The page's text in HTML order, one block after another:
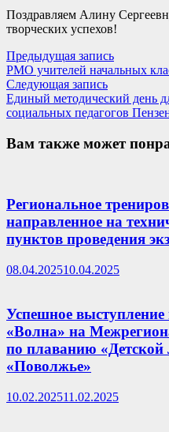
Поздравляем Алину
творческих успехов!
Навигация
по
записям
Предыдущая запись
запись:
РМО учителей начальных
Следующая записьСледующая
запись:
Единый методический день
социальных педагогов
Вам также может
Региональное
направленное на
пунктов проведения
08.04.202510.04.2025
Успешное
«Волна» на
по плаванию
«Поволжье»
10.02.202511.02.2025